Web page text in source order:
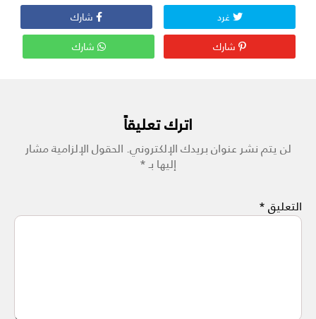
غرد
شارك
شارك
شارك
اترك تعليقاً
لن يتم نشر عنوان بريدك الإلكتروني.الحقول الإلزامية مشار
إليها بـ*
التعليق*